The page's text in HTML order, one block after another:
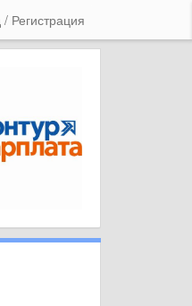
Регистрация